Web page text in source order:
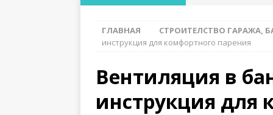
[ 28.07.2026 ] Где и
[ 28.07.2026 ]
ДЕРЕВЯННЫЕ
ГЛАВНАЯ СТРОИТЕЛСТВО ГАРАЖА,
инструкция для комфортного парения
Вентиляция в
инструкция для